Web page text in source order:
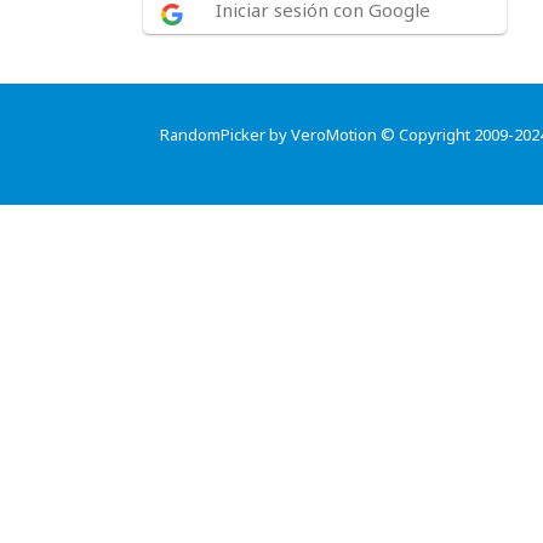
Iniciar sesión con Google
RandomPicker by VeroMotion © Copyright 2009-